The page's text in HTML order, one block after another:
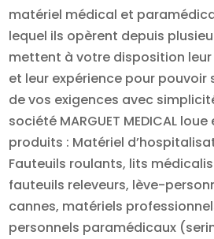
matériel médical et
lequel ils opèrent depuis
mettent à votre disposition
et leur expérience pour
de vos exigences avec
société MARGUET MEDICAL
produits : Matériel
Fauteuils roulants, lits
fauteuils releveurs, lève-
cannes, matériels
personnels paramédicaux